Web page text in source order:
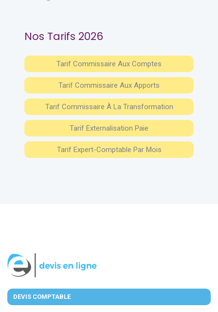
Nos Tarifs 2026
Tarif Commissaire Aux Comptes
Tarif Commissaire Aux Apports
Tarif Commissaire À La Transformation
Tarif Externalisation Paie
Tarif Expert-Comptable Par Mois
DEVIS COMPTABLE